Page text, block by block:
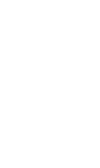
is een
HFK/HFO-
GWP. Dit
om R-
in nieuwe of
in